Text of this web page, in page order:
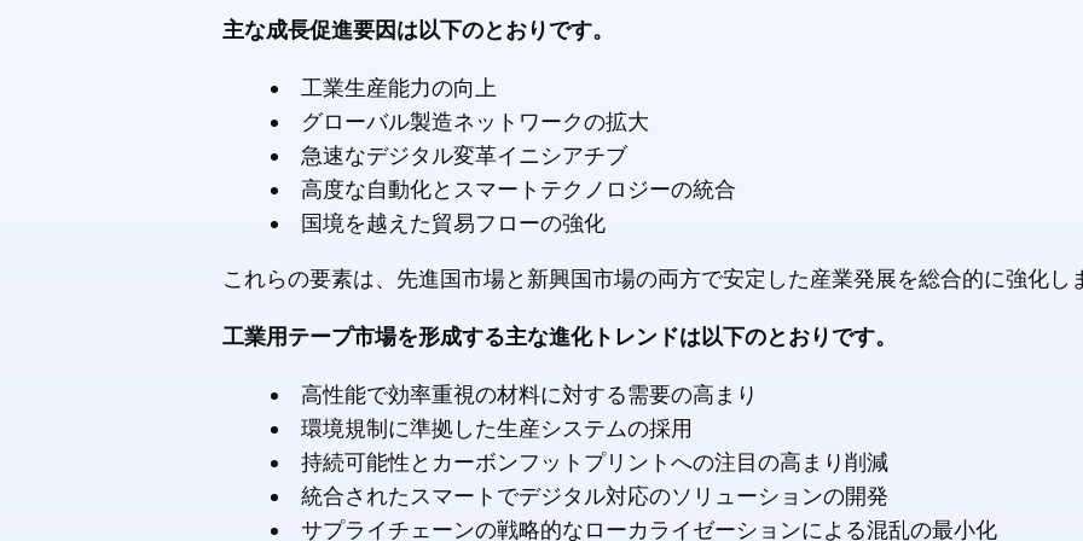
主な成長促進要因は以下のとおりです。
工業生産能力の向上
グローバル製造ネットワークの拡大
急速なデジタル変革イニシアチブ
高度な自動化とスマートテクノロジーの統合
国境を越えた貿易フローの強化
これらの要素は、先進国市場と新興国市場の両方で安定した産業発展を総合的に強化し
工業用テープ市場を形成する主な進化トレンドは以下のとおりです。
高性能で効率重視の材料に対する需要の高まり
環境規制に準拠した生産システムの採用
持続可能性とカーボンフットプリントへの注目の高まり削減
統合されたスマートでデジタル対応のソリューションの開発
サプライチェーンの戦略的なローカライゼーションによる混乱の最小化